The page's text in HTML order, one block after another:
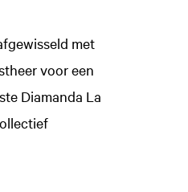
met
voor een
Diamanda La